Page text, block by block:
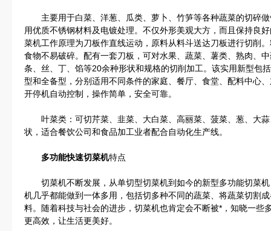
主要用于白菜、洋葱、瓜类、萝卜、竹笋等各种蔬菜的切碎做
用优质不锈钢材料及电镀处理。不仅外形美观大方，而且保持良
菜机工作原理为刀板作直线运动，原料从料斗送达刀板进行切削
食物不易破碎。配有一套刀板，可对水果、蔬菜、薯类、熟肉、
条、丝、丁、馅等20余种形状和规格的切削加工。该实用新型包
型和全备型，分别适用不同条件的家庭、餐厅、食堂、配料中心
开停机自动控制，操作简单，安全可靠。
叶菜类：可切芹菜、韭菜、大白菜、高丽菜、菠菜、葱、大蒜
状，适合餐饮公司和食品加工业者配合自动化生产线。
多功能快速切菜机特点
切菜机不断发展，从单切型切菜机到如今的新型多功能切菜机
机几乎都能做到一体多用，包括切多种不同的蔬菜、将蔬菜切割
料。随着科技与社会的进步，切菜机也肯定会不断被*，知晓一些
更高效，让生活更美好。